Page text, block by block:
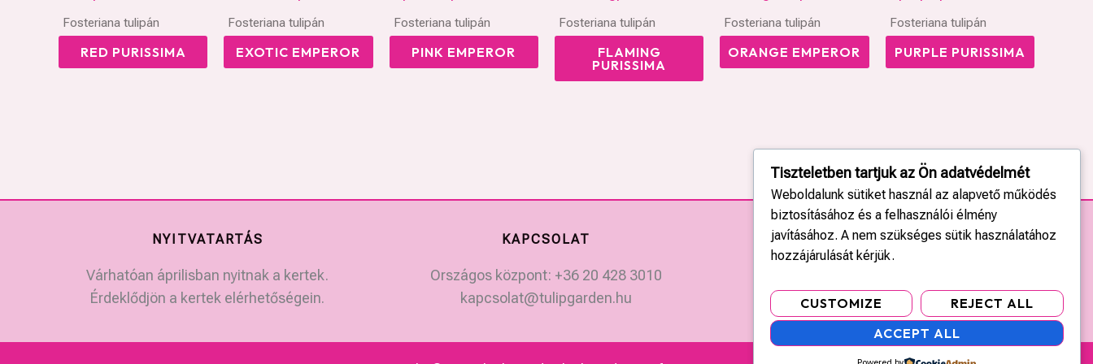
Fosteriana tulipán
RED PURISSIMA
Fosteriana tulipán
EXOTIC EMPEROR
Fosteriana tulipán
PINK EMPEROR
Fosteriana tulipán
FLAMING
PURISSIMA
Fosteriana tulipán
ORANGE EMPEROR
Fosteriana tulipán
PURPLE PURISSIMA
NYITVATARTÁS
Várhatóan áprilisban nyitnak a kertek.
Érdeklődjön a kertek elérhetőségein.
KAPCSOLAT
Országos központ: +36 20 428 3010
kapcsolat@tulipgarden.hu
Tiszteletben tartjuk az Ön adatvédelmét
Weboldalunk sütiket használ az alapvető működés
biztosításához és a felhasználói élmény
javításához. A nem szükséges sütik használatához
hozzájárulását kérjük.
CUSTOMIZE
REJECT ALL
ACCEPT ALL